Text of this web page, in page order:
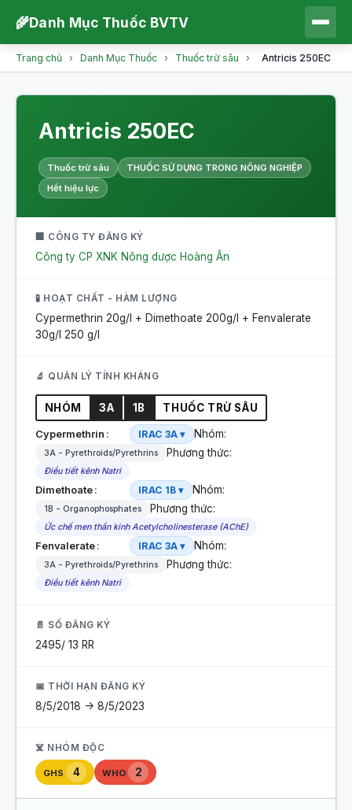
🌾Danh Mục Thuốc BVTV
Trang chủ › Danh Mục Thuốc › Thuốc trừ sâu › Antricis 250EC
Antricis 250EC
Thuốc trừ sâu
THUỐC SỬ DỤNG TRONG NÔNG NGHIỆP
Hết hiệu lực
🏢 CÔNG TY ĐĂNG KÝ
Công ty CP XNK Nông dược Hoàng Ân
🧪 HOẠT CHẤT - HÀM LƯỢNG
Cypermethrin 20g/l + Dimethoate 200g/l + Fenvalerate
30g/l 250 g/l
🔬 QUẢN LÝ TÍNH KHÁNG
NHÓM 3A 1B THUỐC TRỪ SÂU
Cypermethrin IRAC 3A ▾ Nhóm:
3A - Pyrethroids/Pyrethrins Phương thức:
Điều tiết kênh Natri
Dimethoate IRAC 1B ▾ Nhóm:
1B - Organophosphates Phương thức:
Ức chế men thần kinh Acetylcholinesterase (AChE)
Fenvalerate IRAC 3A ▾ Nhóm:
3A - Pyrethroids/Pyrethrins Phương thức:
Điều tiết kênh Natri
📄 SỐ ĐĂNG KÝ
2495/ 13 RR
📅 THỜI HẠN ĐĂNG KÝ
8/5/2018 -> 8/5/2023
☠️ NHÓM ĐỘC
GHS 4 WHO 2